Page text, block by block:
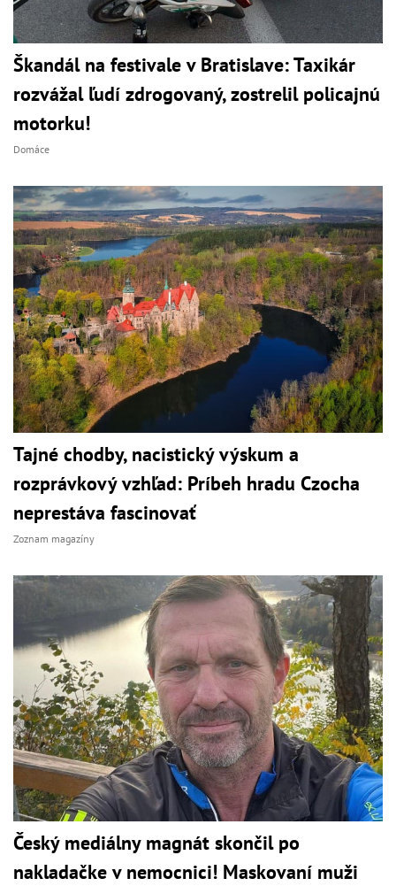
Škandál na festivale v Bratislave: Taxikár
rozvážal ľudí zdrogovaný, zostrelil policajnú
motorku!
Domáce
Tajné chodby, nacistický výskum a
rozprávkový vzhľad: Príbeh hradu Czocha
neprestáva fascinovať
Zoznam magazíny
Český mediálny magnát skončil po
nakladačke v nemocnici! Maskovaní muži